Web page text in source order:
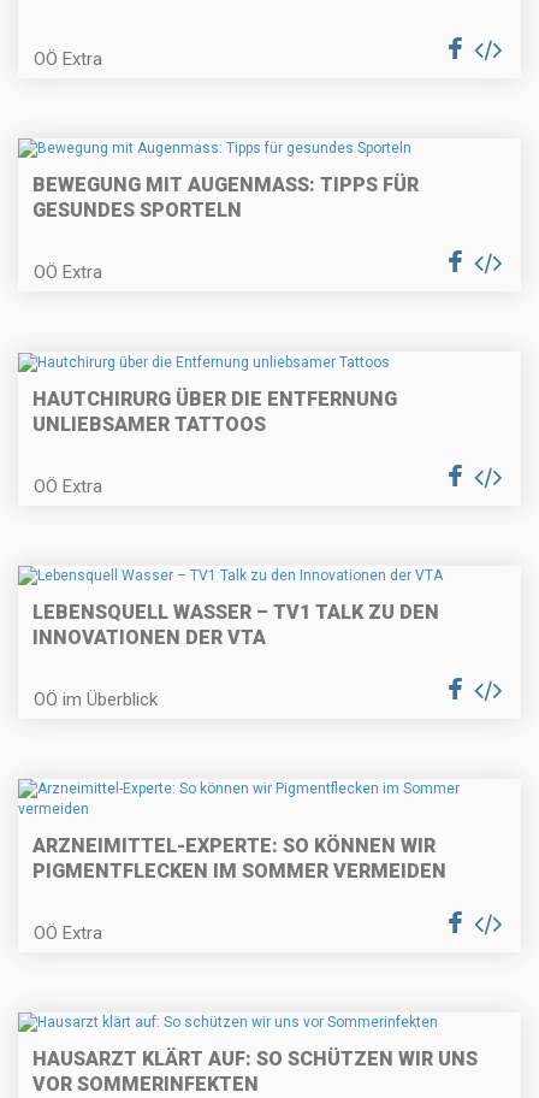
OÖ Extra
BEWEGUNG MIT AUGENMASS: TIPPS FÜR
GESUNDES SPORTELN
OÖ Extra
HAUTCHIRURG ÜBER DIE ENTFERNUNG
UNLIEBSAMER TATTOOS
OÖ Extra
LEBENSQUELL WASSER – TV1 TALK ZU DEN
INNOVATIONEN DER VTA
OÖ im Überblick
ARZNEIMITTEL-EXPERTE: SO KÖNNEN WIR
PIGMENTFLECKEN IM SOMMER VERMEIDEN
OÖ Extra
HAUSARZT KLÄRT AUF: SO SCHÜTZEN WIR UNS
VOR SOMMERINFEKTEN